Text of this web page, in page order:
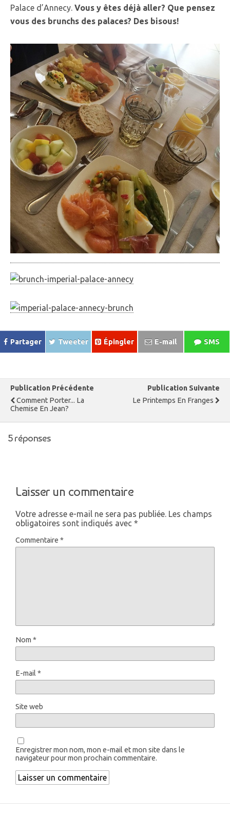
Palace d’Annecy. Vous y êtes déjà aller? Que pensez
vous des brunchs des palaces? Des bisous!
Partager Tweeter Épingler E-mail SMS
Publication Précédente
Comment Porter... La
Chemise En Jean?
Publication Suivante
Le Printemps En Franges
5 réponses
Laisser un commentaire
Votre adresse e-mail ne sera pas publiée. Les champs
obligatoires sont indiqués avec *
Commentaire *
Nom *
E-mail *
Site web
Enregistrer mon nom, mon e-mail et mon site dans le
navigateur pour mon prochain commentaire.